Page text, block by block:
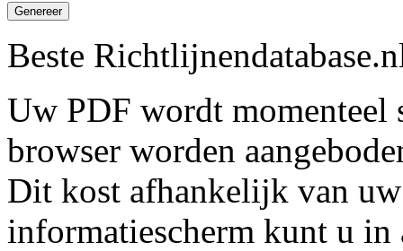
Genereer
Beste
Uw PDF wordt momenteel
browser worden
Dit kost afhankelijk van
informatiescherm kunt u